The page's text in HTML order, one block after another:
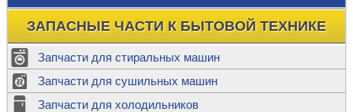
ЗАПАСНЫЕ ЧАСТИ К БЫТОВОЙ ТЕХНИКЕ
Запчасти для стиральных машин
Запчасти для сушильных машин
Запчасти для холодильников